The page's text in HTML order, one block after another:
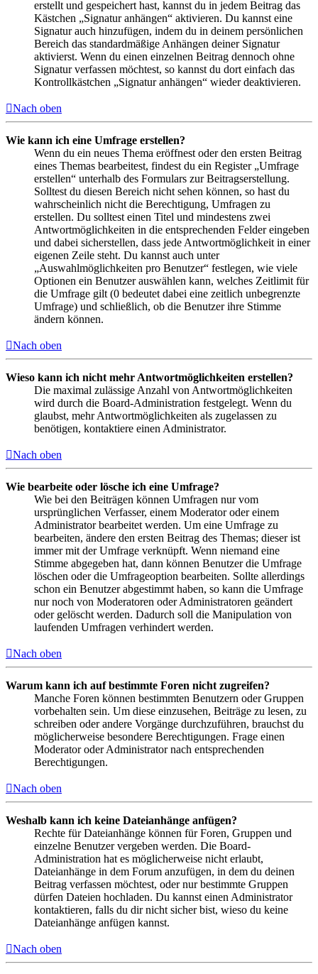
erstellt und gespeichert hast, kannst du in jedem Beitrag das
Kästchen „Signatur anhängen“ aktivieren. Du kannst eine
Signatur auch hinzufügen, indem du in deinem persönlichen
Bereich das standardmäßige Anhängen deiner Signatur
aktivierst. Wenn du einen einzelnen Beitrag dennoch ohne
Signatur verfassen möchtest, so kannst du dort einfach das
Kontrollkästchen „Signatur anhängen“ wieder deaktivieren.
Nach oben
Wie kann ich eine Umfrage erstellen?
Wenn du ein neues Thema eröffnest oder den ersten Beitrag
eines Themas bearbeitest, findest du ein Register „Umfrage
erstellen“ unterhalb des Formulars zur Beitragserstellung.
Solltest du diesen Bereich nicht sehen können, so hast du
wahrscheinlich nicht die Berechtigung, Umfragen zu
erstellen. Du solltest einen Titel und mindestens zwei
Antwortmöglichkeiten in die entsprechenden Felder eingeben
und dabei sicherstellen, dass jede Antwortmöglichkeit in einer
eigenen Zeile steht. Du kannst auch unter
„Auswahlmöglichkeiten pro Benutzer“ festlegen, wie viele
Optionen ein Benutzer auswählen kann, welches Zeitlimit für
die Umfrage gilt (0 bedeutet dabei eine zeitlich unbegrenzte
Umfrage) und schließlich, ob die Benutzer ihre Stimme
ändern können.
Nach oben
Wieso kann ich nicht mehr Antwortmöglichkeiten erstellen?
Die maximal zulässige Anzahl von Antwortmöglichkeiten
wird durch die Board-Administration festgelegt. Wenn du
glaubst, mehr Antwortmöglichkeiten als zugelassen zu
benötigen, kontaktiere einen Administrator.
Nach oben
Wie bearbeite oder lösche ich eine Umfrage?
Wie bei den Beiträgen können Umfragen nur vom
ursprünglichen Verfasser, einem Moderator oder einem
Administrator bearbeitet werden. Um eine Umfrage zu
bearbeiten, ändere den ersten Beitrag des Themas; dieser ist
immer mit der Umfrage verknüpft. Wenn niemand eine
Stimme abgegeben hat, dann können Benutzer die Umfrage
löschen oder die Umfrageoption bearbeiten. Sollte allerdings
schon ein Benutzer abgestimmt haben, so kann die Umfrage
nur noch von Moderatoren oder Administratoren geändert
oder gelöscht werden. Dadurch soll die Manipulation von
laufenden Umfragen verhindert werden.
Nach oben
Warum kann ich auf bestimmte Foren nicht zugreifen?
Manche Foren können bestimmten Benutzern oder Gruppen
vorbehalten sein. Um diese einzusehen, Beiträge zu lesen, zu
schreiben oder andere Vorgänge durchzuführen, brauchst du
möglicherweise besondere Berechtigungen. Frage einen
Moderator oder Administrator nach entsprechenden
Berechtigungen.
Nach oben
Weshalb kann ich keine Dateianhänge anfügen?
Rechte für Dateianhänge können für Foren, Gruppen und
einzelne Benutzer vergeben werden. Die Board-
Administration hat es möglicherweise nicht erlaubt,
Dateianhänge in dem Forum anzufügen, in dem du deinen
Beitrag verfassen möchtest, oder nur bestimmte Gruppen
dürfen Dateien hochladen. Du kannst einen Administrator
kontaktieren, falls du dir nicht sicher bist, wieso du keine
Dateianhänge anfügen kannst.
Nach oben